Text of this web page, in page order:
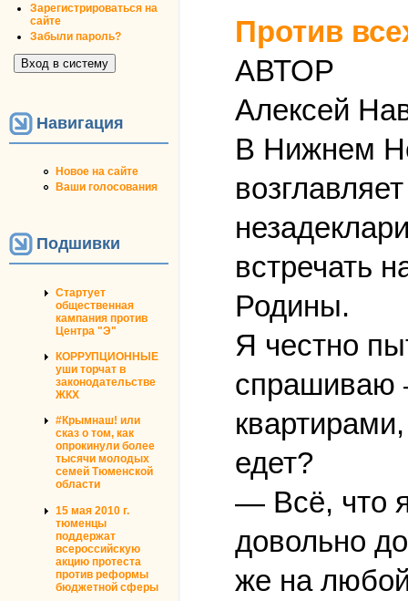
Зарегистрироваться на
сайте
Забыли пароль?
Навигация
Новое на сайте
Ваши голосования
Подшивки
Стартует
общественная
кампания против
Центра "Э"
КОРРУПЦИОННЫЕ
уши торчат в
законодательстве
ЖКХ
#Крымнаш! или
сказ о том, как
опрокинули более
тысячи молодых
семей Тюменской
области
15 мая 2010 г.
тюменцы
поддержат
всероссийскую
акцию протеста
против реформы
бюджетной сферы
Против
АВТОР
Алексей
В Нижнем
встречать
Родины.
Я честно
спрашиваю
едет?
— Всё, что
довольно
же на